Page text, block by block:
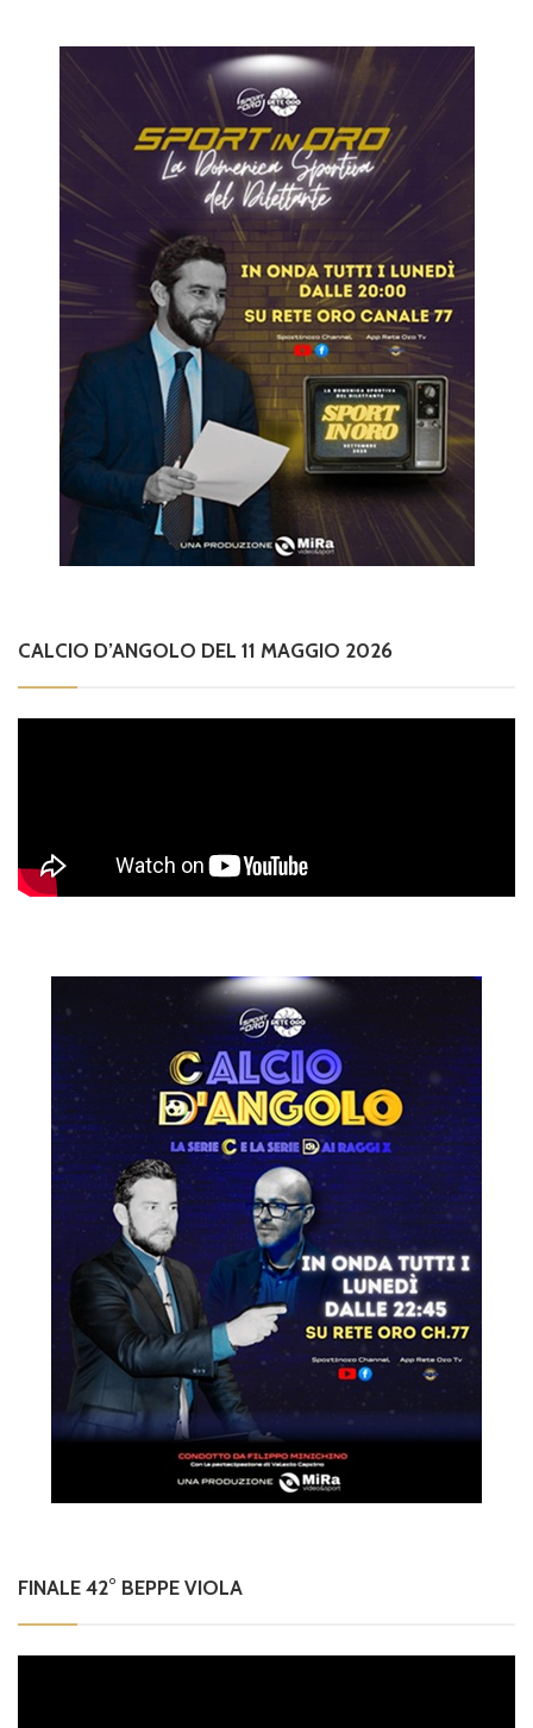
CALCIO D’ANGOLO DEL 11 MAGGIO 2026
FINALE 42° BEPPE VIOLA